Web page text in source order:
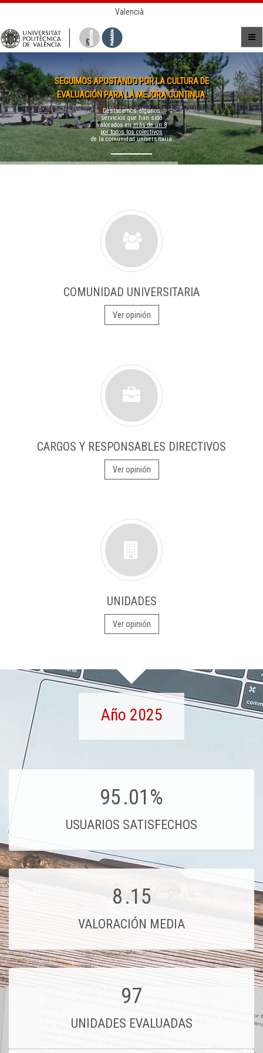
Valencià
SEGUIMOS APOSTANDO POR LA CULTURA DE
EVALUACIÓN PARA LA MEJORA CONTINUA.
Destacamos algunos
servicios que han sido
valorados enmás de un 8
por todos los colectivos
de la comunidad universitaria
COMUNIDAD UNIVERSITARIA
Ver opinión
CARGOS Y RESPONSABLES DIRECTIVOS
Ver opinión
UNIDADES
Ver opinión
Año 2025
95.01%
USUARIOS SATISFECHOS
8.15
VALORACIÓN MEDIA
97
UNIDADES EVALUADAS